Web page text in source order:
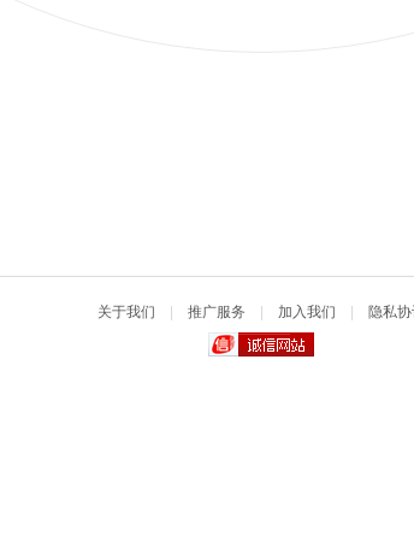
关于我们 推广服务 加入我们 隐私协